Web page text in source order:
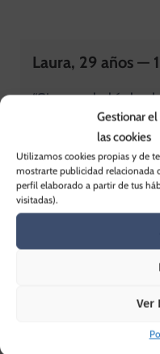
Gestionar
las cookies
Utilizamos cookies propias y de
mostrarte publicidad relacionada
perfil elaborado a partir de tus
visitadas).
Ver
Laura, 29 años —
“Siempre había
porque pensaba
decidí revisarla con
varias deducciones
aplicando.
El resultado fue una
Lo que más valoro
antes de
Carlos y Marta,